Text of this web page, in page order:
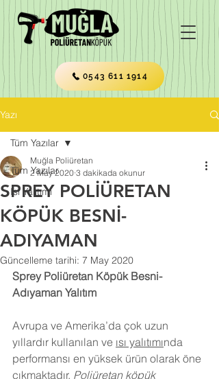
0543 611 1914
Yazı
Tüm Yazılar
Isı Yalıtımı
Tüm Yazılar
SPREY POLİÜRETAN
KÖPÜK BESNİ-
ADIYAMAN
Muğla Poliüretan
2 May 2020 3 dakikada okunur
Güncelleme tarihi: 7 May 2020
Sprey Poliüretan Köpük Besni-
Adıyaman Yalıtım
Avrupa ve Amerika’da çok uzun
yıllardır kullanılan ve ısı yalıtımında
performansı en yüksek ürün olarak öne
çıkmaktadır. Poliüretan köpük